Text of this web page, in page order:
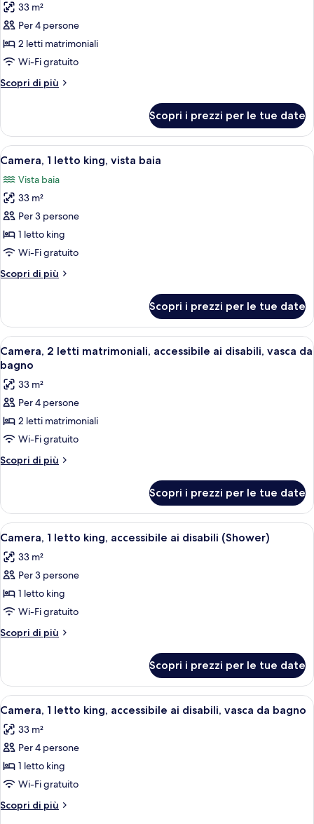
foto
per
Camera,
2
matrimoniali,
33 m²
Per 4 persone
2 letti matrimoniali
Wi-Fi gratuito
Scopri di più
Altri
2
letti
matrimoniali,
baia
Scopri i prezzi per le tue date
Apri
tutte
le
foto
per
Camera,
1
king,
Una camera d'albergo con un letto
10
Camera, 1 letto king, vista baia
Vista baia
33 m²
Per 3 persone
1 letto king
Wi-Fi gratuito
Scopri di più
Altri
1
letto
king,
vista
baia
Scopri i prezzi per le tue date
Apri
tutte
le
foto
per
Camera,
2
letti
ai
disabili,
vasca
da
bagno
Camera d'albergo con due letti, una
8
Camera, 2 letti matrimoniali, accessibile ai disabili, vasca da
bagno
33 m²
Per 4 persone
2 letti matrimoniali
Wi-Fi gratuito
Scopri di più
Altri
2
letti
matrimoniali,
ai
disabili,
da
bagno
Scopri i prezzi per le tue date
Apri
tutte
le
foto
per
Camera,
1
letto
accessibile
ai
disabili
(Shower)
Una camera d'albergo con un letto,
11
Camera, 1 letto king, accessibile ai disabili (Shower)
33 m²
Per 3 persone
1 letto king
Wi-Fi gratuito
Scopri di più
Altri
1
letto
king,
ai
disabili
Scopri i prezzi per le tue date
Apri
tutte
le
foto
per
Camera,
1
letto
Una camera d'albergo con un letto,
10
Camera, 1 letto king, accessibile ai disabili, vasca da bagno
33 m²
Per 4 persone
1 letto king
Wi-Fi gratuito
Scopri di più
Altri